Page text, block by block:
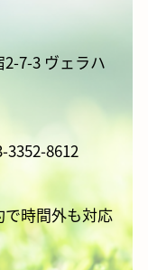
7-3 ヴェラハ
3352-8612
時間外も対応